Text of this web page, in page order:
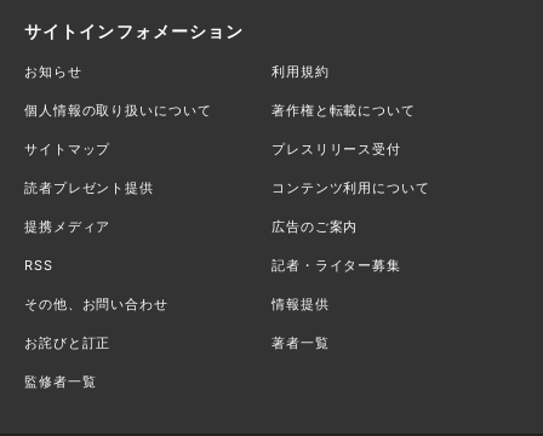
サイトインフォメーション
お知らせ 利用規約
個人情報の取り扱いについて 著作権と転載について
サイトマップ プレスリリース受付
読者プレゼント提供 コンテンツ利用について
提携メディア 広告のご案内
RSS 記者・ライター募集
その他、お問い合わせ 情報提供
お詫びと訂正 著者一覧
監修者一覧